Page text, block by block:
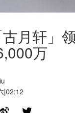
月轩」
万
|02:12